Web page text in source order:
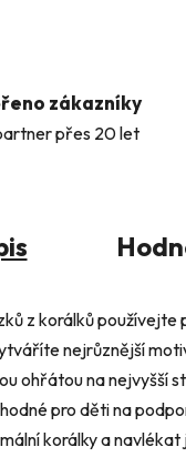
zákazníky
přes 20 let
z korálků
nejrůznější
ohřátou na nejvyšší
pro děti na
korálky a navlékat